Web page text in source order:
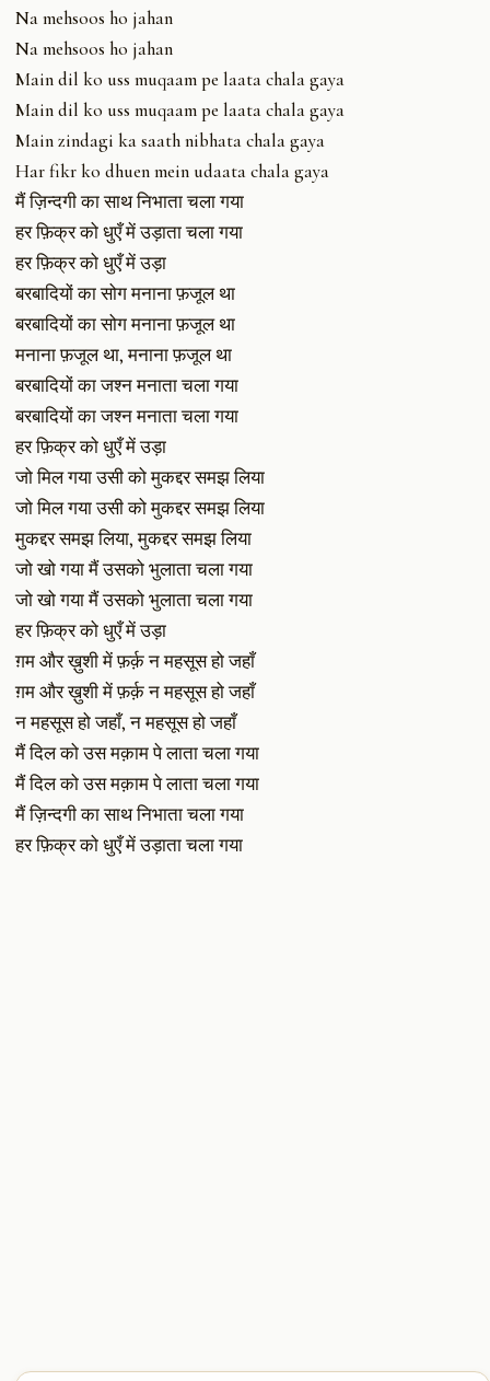
Na mehsoos ho jahan
Na mehsoos ho jahan
Main dil ko uss muqaam pe laata chala gaya
Main dil ko uss muqaam pe laata chala gaya
Main zindagi ka saath nibhata chala gaya
Har fikr ko dhuen mein udaata chala gaya
मैं ज़िन्दगी का साथ निभाता चला गया
हर फ़िक्र को धुएँ में उड़ाता चला गया
हर फ़िक्र को धुएँ में उड़ा
बरबादियों का सोग मनाना फ़जूल था
बरबादियों का सोग मनाना फ़जूल था
मनाना फ़जूल था, मनाना फ़जूल था
बरबादियों का जश्न मनाता चला गया
बरबादियों का जश्न मनाता चला गया
हर फ़िक्र को धुएँ में उड़ा
जो मिल गया उसी को मुकद्दर समझ लिया
जो मिल गया उसी को मुकद्दर समझ लिया
मुकद्दर समझ लिया, मुकद्दर समझ लिया
जो खो गया मैं उसको भुलाता चला गया
जो खो गया मैं उसको भुलाता चला गया
हर फ़िक्र को धुएँ में उड़ा
ग़म और ख़ुशी में फ़र्क़ न महसूस हो जहाँ
ग़म और ख़ुशी में फ़र्क़ न महसूस हो जहाँ
न महसूस हो जहाँ, न महसूस हो जहाँ
मैं दिल को उस मक़ाम पे लाता चला गया
मैं दिल को उस मक़ाम पे लाता चला गया
मैं ज़िन्दगी का साथ निभाता चला गया
हर फ़िक्र को धुएँ में उड़ाता चला गया